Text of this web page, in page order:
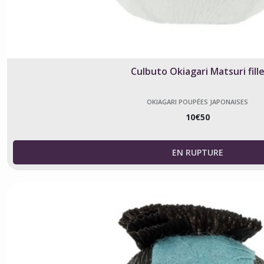
Culbuto Okiagari Matsuri fille
OKIAGARI POUPÉES JAPONAISES
10€50